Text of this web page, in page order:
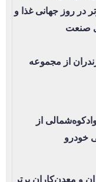
در روز جهانی غذا و
صنعت
از مجموعه
از
خودرو
و معدن‌کاران برتر